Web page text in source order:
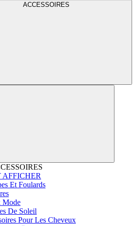
ACCESSOIRES
AFFICHER
Et Foulards
Mode
De Soleil
Pour Les Cheveux